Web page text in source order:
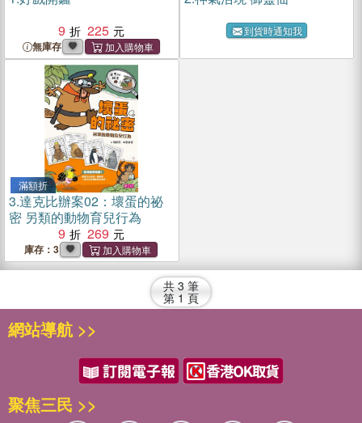
9
225
無庫存
到貨時通知我
滿額折
3.達克比辦案02：壞蛋的祕
密 另類的動物育兒行為
9
269
庫存：3
共 3 筆
第 1 頁
網站導航 >>
聚焦三民 >>